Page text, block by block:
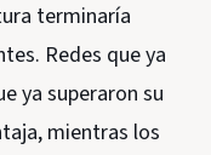
terminaría
Redes que ya
ya superaron su
mientras los